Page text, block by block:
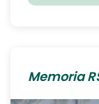
Memoria